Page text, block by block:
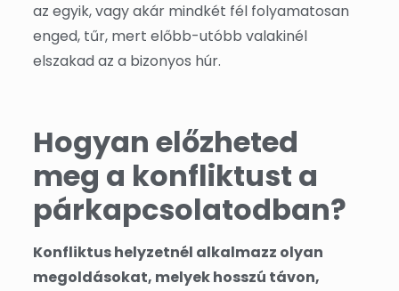
az egyik, vagy akár mindkét fél folyamatosan
enged, tűr, mert előbb-utóbb valakinél
elszakad az a bizonyos húr.
Hogyan előzheted
meg a konfliktust a
párkapcsolatodban?
Konfliktus helyzetnél alkalmazz olyan
megoldásokat, melyek hosszú távon,